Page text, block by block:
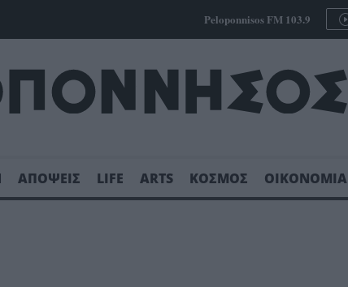
Peloponnisos FM 103.9
ΑΠΟΨΕΙΣ LIFE ARTS ΚΟΣΜΟΣ ΟΙΚΟΝΟΜΙΑ